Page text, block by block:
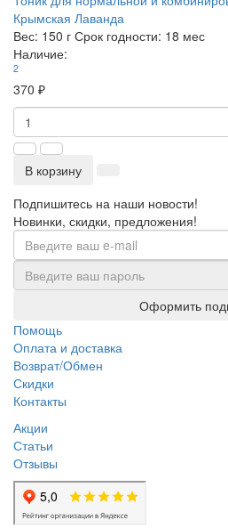
Крымская Лаванда
Вес: 150 г Срок годности: 18 мес
Наличие:
2
370 ₽
В корзину
Подпишитесь на наши новости!
Новинки, скидки, предложения!
Оформить
Помощь
Оплата и доставка
Возврат/Обмен
Скидки
Контакты
Акции
Статьи
Отзывы